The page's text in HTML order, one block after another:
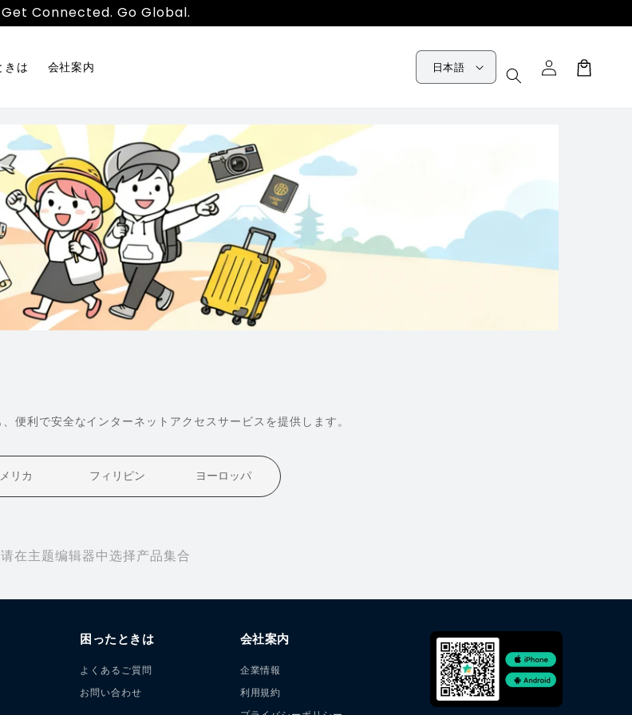
Get Connected. Go Global.
きは 会社案内 日本語
グ
ー
便利で安全なインターネットアクセスサービスを提供します。
リカ フィリピン ヨーロッパ
请在主题编辑器中选择产品集合
困ったときは
よくあるご質問
お問い合わせ
会社案内
企業情報
利用規約